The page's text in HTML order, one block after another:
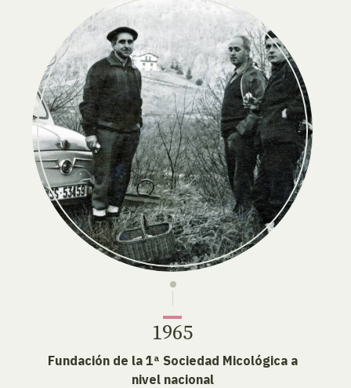
1965
Fundación de la 1ª Sociedad Micológica a
nivel nacional